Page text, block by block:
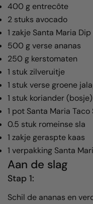
400 g entrecôte
2 stuks avocado
1 zakje Santa Maria
500 g verse ananas
250 g kerstomaten
1 stuk zilveruitje
1 stuk verse groene
1 stuk koriander (bosje)
1 pot Santa Maria
0.5 stuk romeinse sla
1 zakje geraspte kaas
1 verpakking Santa
Aan de slag
Stap 1:
Schil de ananas en